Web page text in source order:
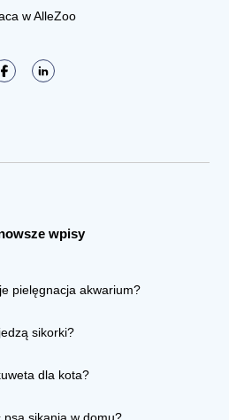
w AlleZoo
wpisy
pielęgnacja akwarium?
sikorki?
dla kota?